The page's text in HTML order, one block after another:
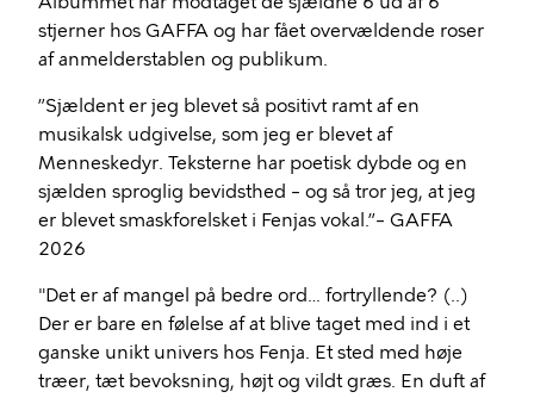
stjerner hos GAFFA og har fået overvældende roser
af anmelderstablen og publikum.
”Sjældent er jeg blevet så positivt ramt af en
musikalsk udgivelse, som jeg er blevet af
Menneskedyr. Teksterne har poetisk dybde og en
sjælden sproglig bevidsthed – og så tror jeg, at jeg
er blevet smaskforelsket i Fenjas vokal.”– GAFFA
2026
"Det er af mangel på bedre ord… fortryllende? (..)
Der er bare en følelse af at blive taget med ind i et
ganske unikt univers hos Fenja. Et sted med høje
træer, tæt bevoksning, højt og vildt græs. En duft af